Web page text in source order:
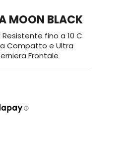
MOON BLACK
fino a 10 C
Compatto e Ultra
Frontale